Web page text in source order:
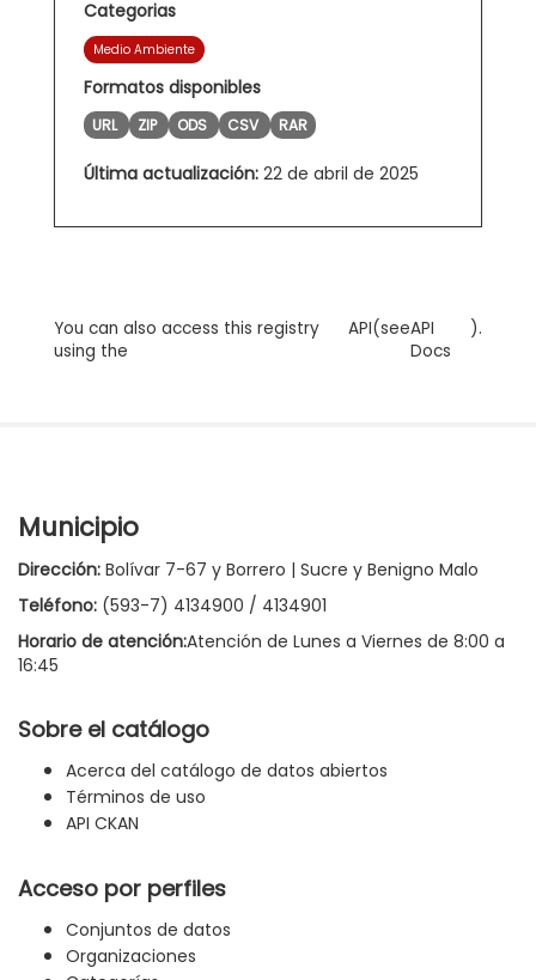
Categorias
Medio Ambiente
Formatos disponibles
URL ZIP ODS CSV RAR
Última actualización: 22 de abril de 2025
You can also access this registry
using the
API(seeAPI
Docs
).
Municipio
Dirección: Bolívar 7-67 y Borrero | Sucre y Benigno Malo
Teléfono: (593-7) 4134900 / 4134901
Horario de atención:Atención de Lunes a Viernes de 8:00 a
16:45
Sobre el catálogo
Acerca del catálogo de datos abiertos
Términos de uso
API CKAN
Acceso por perfiles
Conjuntos de datos
Organizaciones